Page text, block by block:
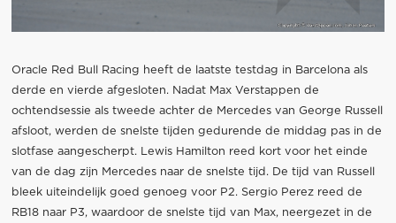
Oracle Red Bull Racing heeft de laatste testdag in Barcelona als
derde en vierde afgesloten. Nadat Max Verstappen de
ochtendsessie als tweede achter de Mercedes van George Russell
afsloot, werden de snelste tijden gedurende de middag pas in de
slotfase aangescherpt. Lewis Hamilton reed kort voor het einde
van de dag zijn Mercedes naar de snelste tijd. De tijd van Russell
bleek uiteindelijk goed genoeg voor P2. Sergio Perez reed de
RB18 naar P3, waardoor de snelste tijd van Max, neergezet in de